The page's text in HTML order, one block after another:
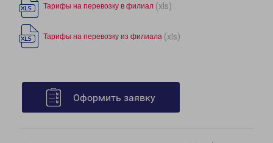
Тарифы на перевозку в филиал (xls)
Тарифы на перевозку из филиала (xls)
Оформить заявку